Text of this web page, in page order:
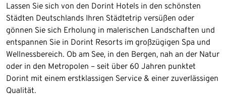
Lassen Sie sich von den Dorint Hotels in den schönsten
Städten Deutschlands Ihren Städtetrip versüßen oder
gönnen Sie sich Erholung in malerischen Landschaften und
entspannen Sie in Dorint Resorts im großzügigen Spa und
Wellnessbereich. Ob am See, in den Bergen, nah an der Natur
oder in den Metropolen – seit über 60 Jahren punktet
Dorint mit einem erstklassigen Service & einer zuverlässigen
Qualität.